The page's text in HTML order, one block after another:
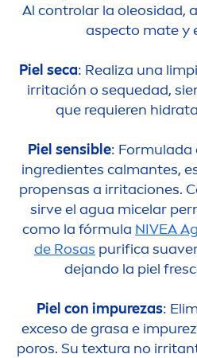
Al controlar la oleosidad,
aspecto mate y
Piel seca: Realiza una
irritación o sequedad,
que requieren
Piel sensible: Formulada
ingredientes calmantes,
propensas a irritaciones.
sirve el agua micelar
como la fórmula NIVEA
de Rosas purifica suave
dejando la piel
Piel con impurezas:
exceso de grasa e impure
poros. Su textura no